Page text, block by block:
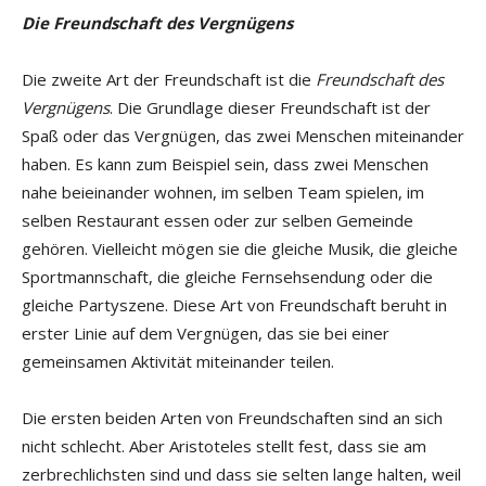
Die Freundschaft des Vergnügens
Die zweite Art der Freundschaft ist die Freundschaft des
Vergnügens. Die Grundlage dieser Freundschaft ist der
Spaß oder das Vergnügen, das zwei Menschen miteinander
haben. Es kann zum Beispiel sein, dass zwei Menschen
nahe beieinander wohnen, im selben Team spielen, im
selben Restaurant essen oder zur selben Gemeinde
gehören. Vielleicht mögen sie die gleiche Musik, die gleiche
Sportmannschaft, die gleiche Fernsehsendung oder die
gleiche Partyszene. Diese Art von Freundschaft beruht in
erster Linie auf dem Vergnügen, das sie bei einer
gemeinsamen Aktivität miteinander teilen.
Die ersten beiden Arten von Freundschaften sind an sich
nicht schlecht. Aber Aristoteles stellt fest, dass sie am
zerbrechlichsten sind und dass sie selten lange halten, weil